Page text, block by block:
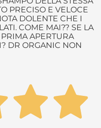
PRECISO E VELOCE
DOLENTE CHE I
COME MAI?? SE LA
APERTURA
DR ORGANIC NON